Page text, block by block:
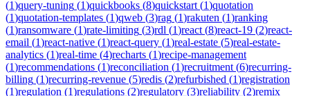
(1)query-tuning (1)quickbooks (8)quickstart (1)quotation
(1)quotation-templates (1)qweb (3)rag (1)rakuten (1)ranking
(1)ransomware (1)rate-limiting (3)rdl (1)react (8)react-19 (2)react-
email (1)react-native (1)react-query (1)real-estate (5)real-estate-
analytics (1)real-time (4)recharts (1)recipe-management
(1)recommendations (1)reconciliation (1)recruitment (6)recurring-
billing (1)recurring-revenue (5)redis (2)refurbished (1)registration
(1)regulation (1)regulations (2)regulatory (3)reliability (2)remix